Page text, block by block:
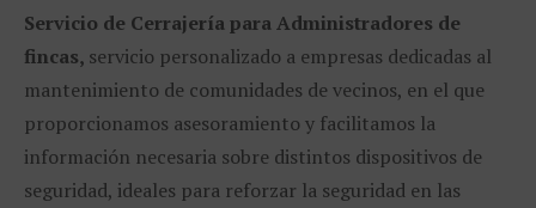
Servicio de Cerrajería para Administradores de
fincas, servicio personalizado a empresas dedicadas al
mantenimiento de comunidades de vecinos, en el que
proporcionamos asesoramiento y facilitamos la
información necesaria sobre distintos dispositivos de
seguridad, ideales para reforzar la seguridad en las